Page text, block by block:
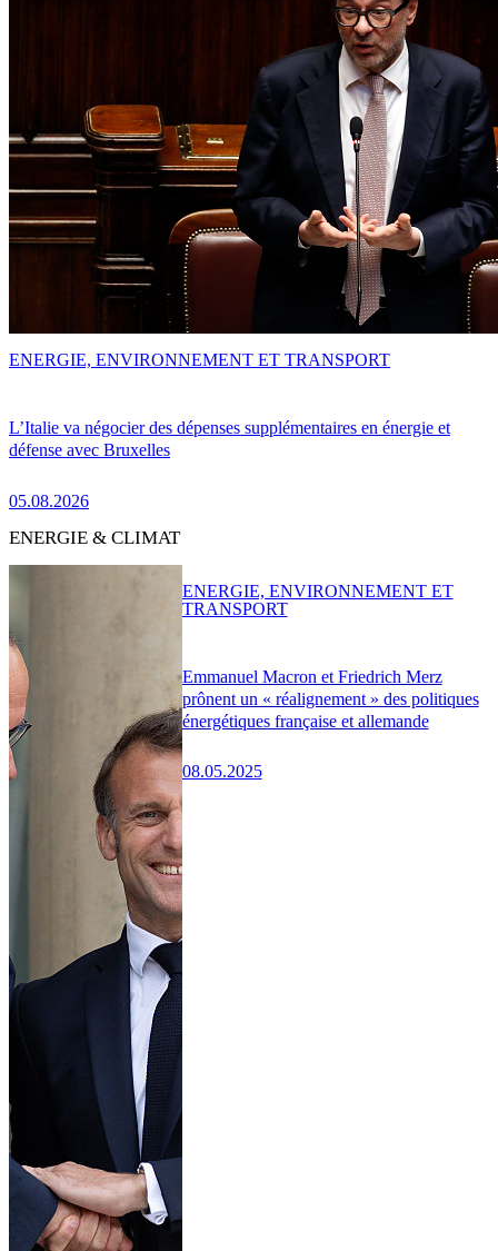
L’Italie va négocier des dépenses supplémentaires en énergie et
défense avec Bruxelles
05.08.2026
ENERGIE, ENVIRONNEMENT ET TRANSPORT
ENERGIE & CLIMAT
Emmanuel Macron et Friedrich Merz
prônent un « réalignement » des politiques
énergétiques française et allemande
08.05.2025
ENERGIE, ENVIRONNEMENT ET
TRANSPORT